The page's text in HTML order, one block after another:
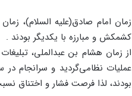
زمان امام صادق(علیه السلام)،
کشمکش و مبارزه با یکدیگر بودند .
بودند، لذا فرصت فشار و اختناق